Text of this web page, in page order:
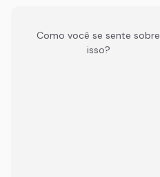
Como você se sente sobre
isso?